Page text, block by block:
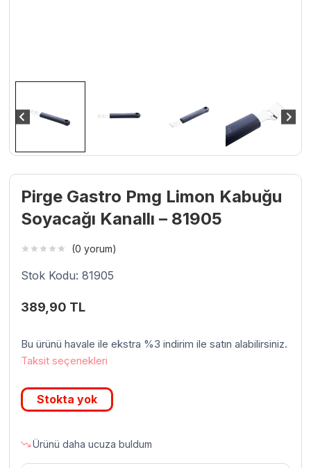
Pirge Gastro Pmg Limon Kabuğu
Soyacağı Kanallı – 81905
(0 yorum)
Stok Kodu: 81905
389,90 TL
Bu ürünü havale ile ekstra %3 indirim ile satın alabilirsiniz.
Taksit seçenekleri
Stokta yok
Ürünü daha ucuza buldum